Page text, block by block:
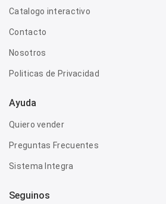
Catalogo interactivo
Contacto
Nosotros
Politicas de Privacidad
Ayuda
Quiero vender
Preguntas Frecuentes
Sistema Integra
Seguinos